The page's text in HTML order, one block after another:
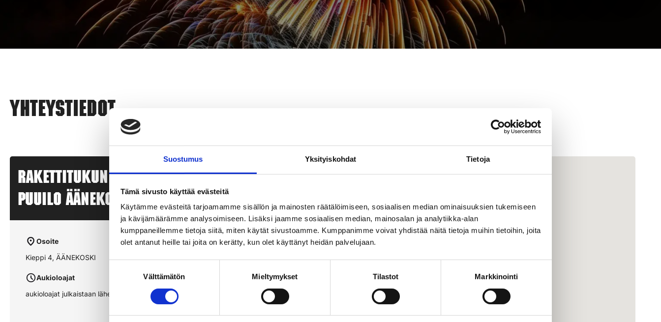
Suostumus Yksityiskohdat Tietoja
Tämä sivusto käyttää evästeitä
Käytämme evästeitä tarjoamamme sisällön ja mainosten räätälöimiseen, sosiaalisen median ominaisuuksien tukemiseen
ja kävijämäärämme analysoimiseen. Lisäksi jaamme sosiaalisen median, mainosalan ja analytiikka-alan
kumppaneillemme tietoja siitä, miten käytät sivustoamme. Kumppanimme voivat yhdistää näitä tietoja muihin tietoihin, joita
olet antanut heille tai joita on kerätty, kun olet käyttänyt heidän palvelujaan.
Välttämätön Mieltymykset Tilastot Markkinointi
Yhteystiedot
Rakettitukun myyntipiste –
PUUILO ÄÄNEKOSKI – ÄÄNEKOSKI
Osoite
Kieppi 4, ÄÄNEKOSKI
Aukioloajat
aukioloajat julkaistaan lähempänä sesonkia